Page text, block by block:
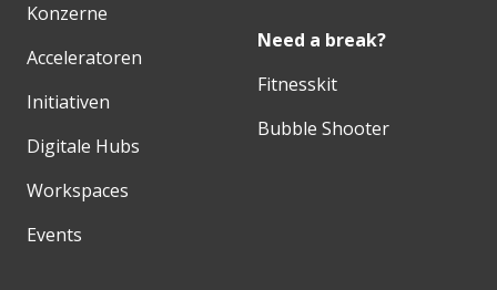
Konzerne
Acceleratoren
Initiativen
Digitale Hubs
Workspaces
Events
Need a break?
Fitnesskit
Bubble Shooter